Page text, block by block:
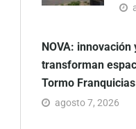
NOVA:
transforman
Tormo Franquicias
agosto 7, 2026